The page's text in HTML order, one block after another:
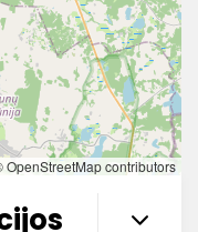
OpenStreetMap contributors